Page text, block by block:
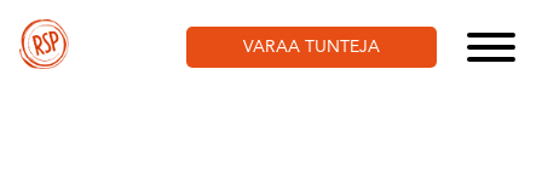
content
VARAA TUNTEJA